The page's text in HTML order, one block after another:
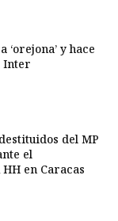
‘orejona’ y hace
Inter
del MP
el
en Caracas